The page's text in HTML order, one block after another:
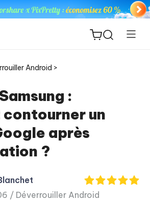
New
Android >
:
un
après
?
/ Déverrouiller Android